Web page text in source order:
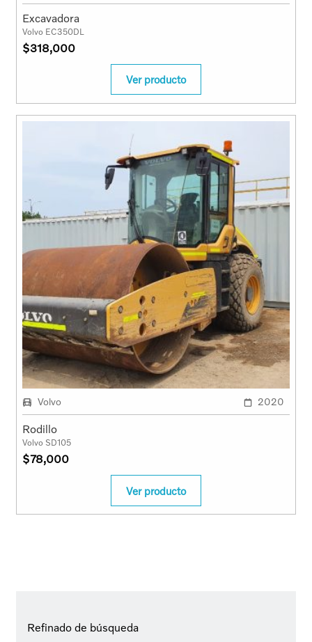
Excavadora
Volvo EC350DL
$318,000
Ver producto
Volvo 2020
Rodillo
Volvo SD105
$78,000
Ver producto
Refinado de búsqueda